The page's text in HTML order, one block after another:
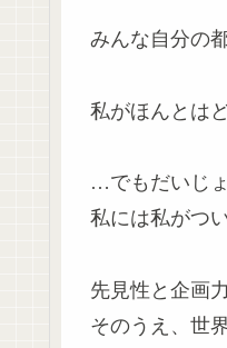
みんな自分の
私がほんとは
…でもだいじょ
私には私がつ
先見性と企画
そのうえ、世